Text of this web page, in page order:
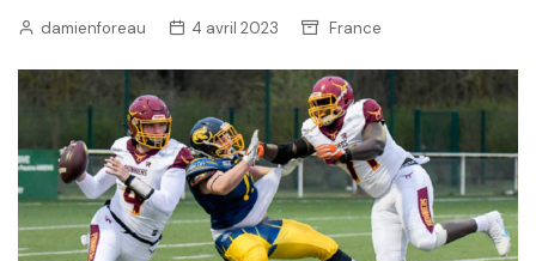
damienforeau 4 avril 2023 France